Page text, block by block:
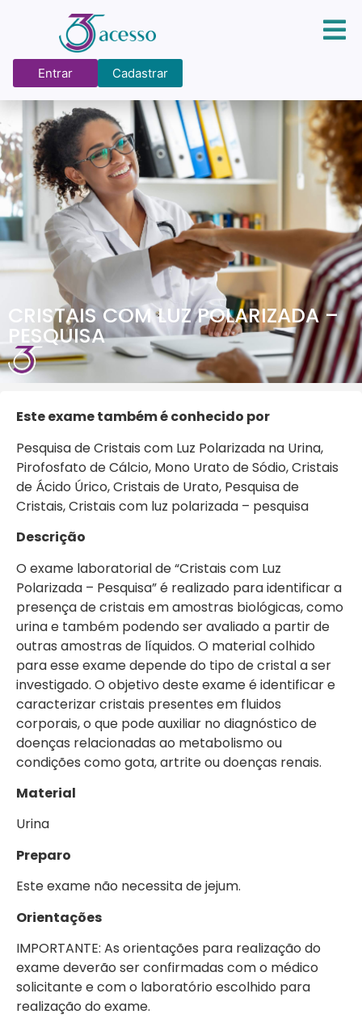
Entrar Cadastrar
CRISTAIS COM LUZ POLARIZADA –
PESQUISA
Este exame também é conhecido por
Pesquisa de Cristais com Luz Polarizada na Urina,
Pirofosfato de Cálcio, Mono Urato de Sódio, Cristais
de Ácido Úrico, Cristais de Urato, Pesquisa de
Cristais, Cristais com luz polarizada – pesquisa
Descrição
O exame laboratorial de “Cristais com Luz
Polarizada – Pesquisa” é realizado para identificar a
presença de cristais em amostras biológicas, como
urina e também podendo ser avaliado a partir de
outras amostras de líquidos. O material colhido
para esse exame depende do tipo de cristal a ser
investigado. O objetivo deste exame é identificar e
caracterizar cristais presentes em fluidos
corporais, o que pode auxiliar no diagnóstico de
doenças relacionadas ao metabolismo ou
condições como gota, artrite ou doenças renais.
Material
Urina
Preparo
Este exame não necessita de jejum.
Orientações
IMPORTANTE: As orientações para realização do
exame deverão ser confirmadas com o médico
solicitante e com o laboratório escolhido para
realização do exame.